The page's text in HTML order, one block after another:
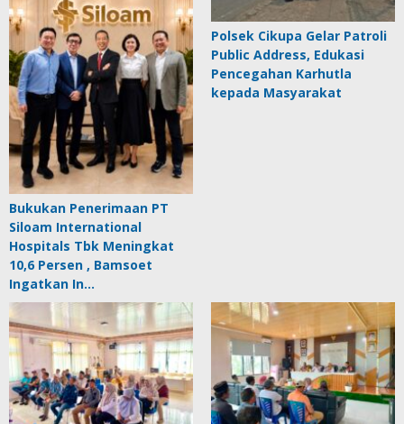
Bukukan Penerimaan PT
Siloam International
Hospitals Tbk Meningkat
10,6 Persen , Bamsoet
Ingatkan In…
Polsek Cikupa Gelar Patroli
Public Address, Edukasi
Pencegahan Karhutla
kepada Masyarakat